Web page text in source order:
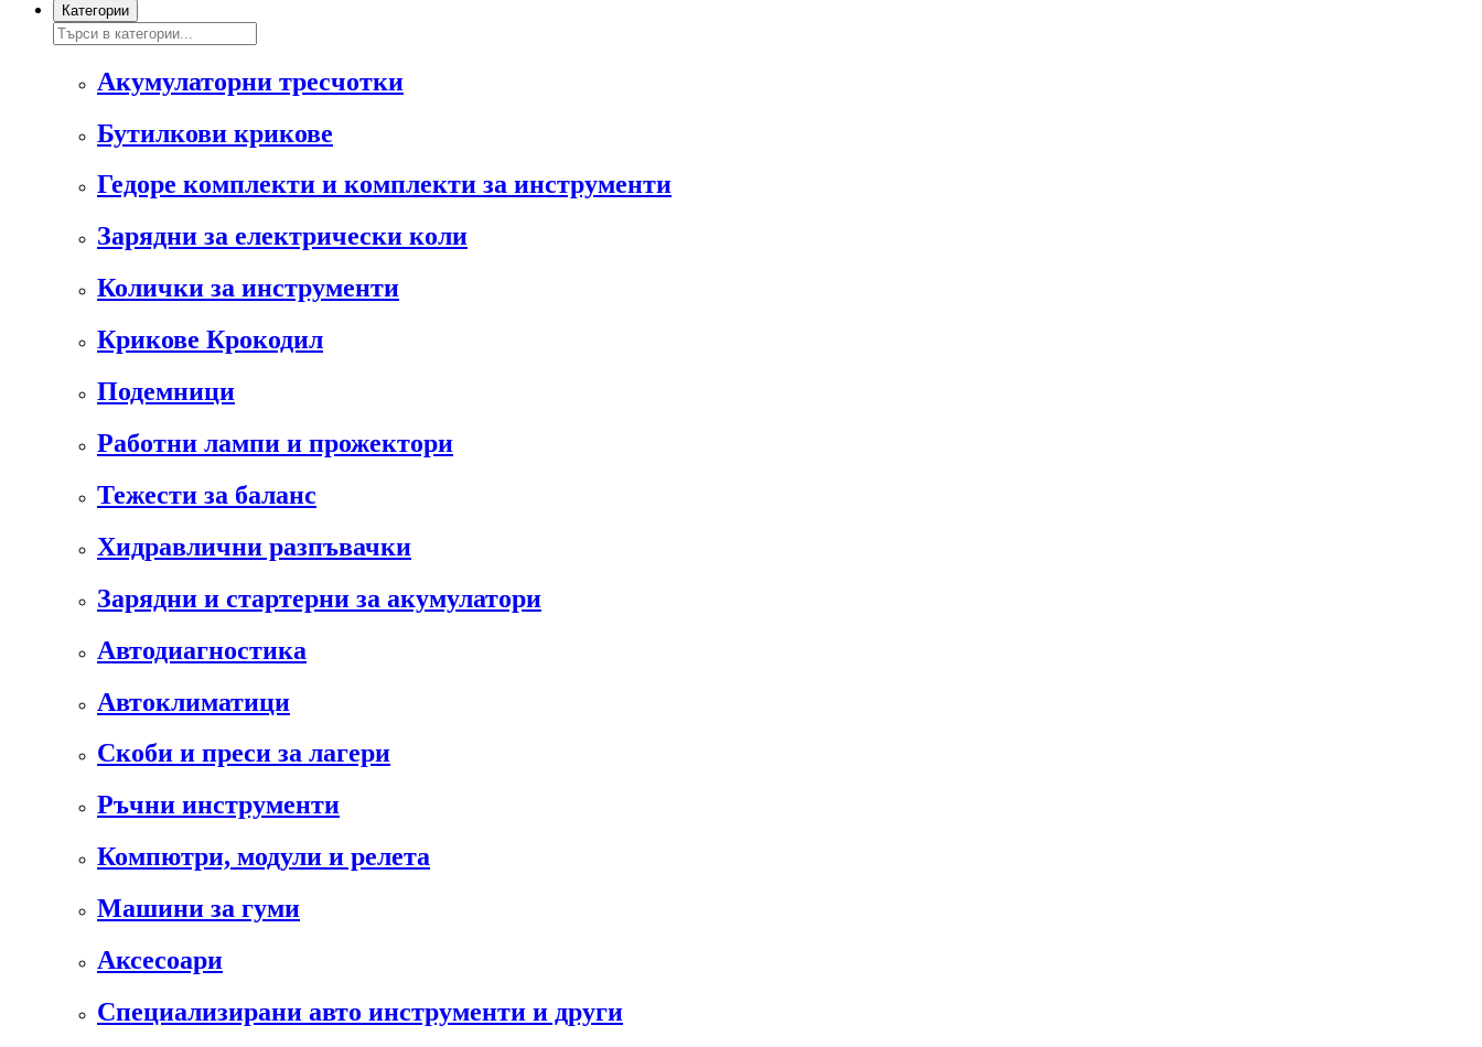
Категории
Акумулаторни тресчотки
Бутилкови крикове
Гедоре комплекти и комплекти за инструменти
Зарядни за електрически коли
Колички за инструменти
Крикове Крокодил
Подемници
Работни лампи и прожектори
Тежести за баланс
Хидравлични разпъвачки
Зарядни и стартерни за акумулатори
Автодиагностика
Автоклиматици
Скоби и преси за лагери
Ръчни инструменти
Компютри, модули и релета
Машини за гуми
Аксесоари
Специализирани авто инструменти и други